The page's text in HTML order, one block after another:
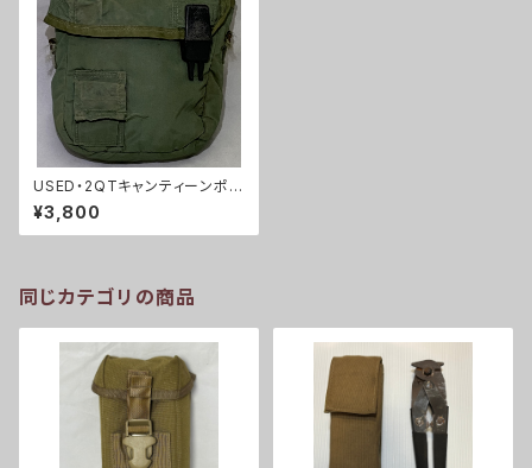
USED・2QTキャンティーンポー
チ・(A0167)
¥3,800
同じカテゴリの商品